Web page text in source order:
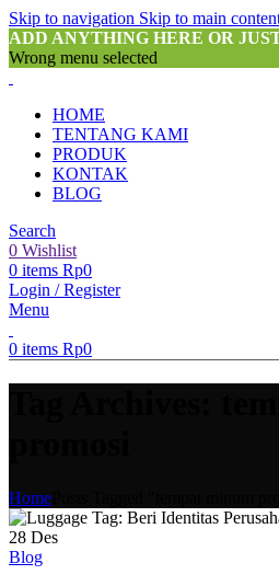
Skip to navigation Skip to main
ADD ANYTHING HERE OR
Wrong menu selected
HOME
TENTANG KAMI
PRODUK
KONTAK
BLOG
Search
0 Wishlist
0 items Rp0
Login / Register
Menu
0 items Rp0
Home
28 Des
Blog